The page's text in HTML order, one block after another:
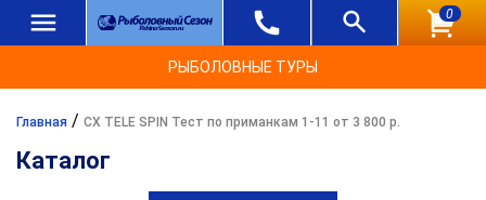
0
РЫБОЛОВНЫЕ ТУРЫ
Главная / CX TELE SPIN Тест по приманкам 1-11 от 3 800 р.
Каталог